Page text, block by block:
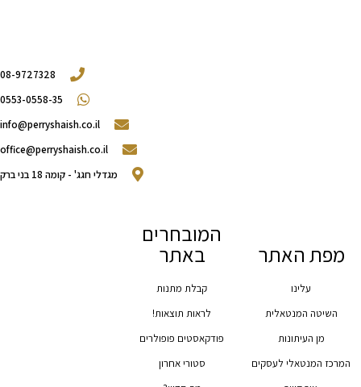
08-9727328
0553-0558-35
info@perryshaish.co.il​
office@perryshaish.co.il
מגדלי חגג' - קומה 18 בני ברק
מפת האתר
עלינו
השיטה המנטאלית
מן העיתונות
המרכז המנטאלי לעסקים
המובחרים
באתר
קבלת מתנות
לראות תוצאות!
פודקאסטים פופולרים
סטורי אחרון